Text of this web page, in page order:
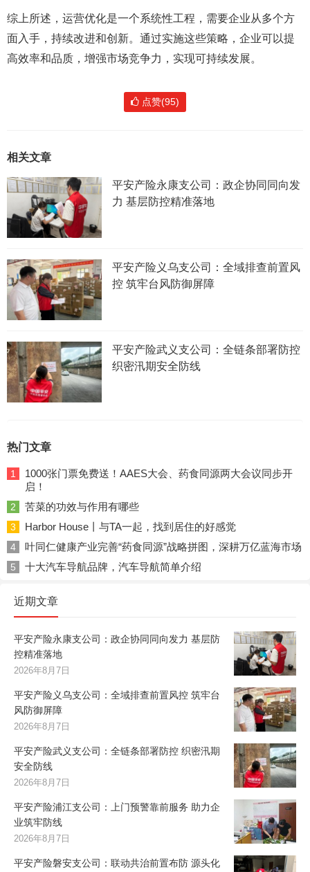
综上所述，运营优化是一个系统性工程，需要企业从多个方
面入手，持续改进和创新。通过实施这些策略，企业可以提
高效率和品质，增强市场竞争力，实现可持续发展。
点赞(95)
相关文章
平安产险永康支公司：政企协同同向发
力 基层防控精准落地
平安产险义乌支公司：全域排查前置风
控 筑牢台风防御屏障
平安产险武义支公司：全链条部署防控
织密汛期安全防线
热门文章
1
1000张门票免费送！AAES大会、药食同源两大会议同步开
启！
2 苦菜的功效与作用有哪些
3 Harbor House丨与TA一起，找到居住的好感觉
4 叶同仁健康产业完善“药食同源”战略拼图，深耕万亿蓝海市场
5 十大汽车导航品牌，汽车导航简单介绍
近期文章
平安产险永康支公司：政企协同同向发力 基层防
控精准落地
2026年8月7日
平安产险义乌支公司：全域排查前置风控 筑牢台
风防御屏障
2026年8月7日
平安产险武义支公司：全链条部署防控 织密汛期
安全防线
2026年8月7日
平安产险浦江支公司：上门预警靠前服务 助力企
业筑牢防线
2026年8月7日
平安产险磐安支公司：联动共治前置布防 源头化